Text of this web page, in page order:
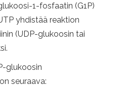
1-fosfaatin (G1P)
yhdistää reaktion
(UDP-glukoosin tai
glukoosin
seuraava: